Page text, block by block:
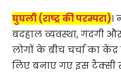
घुघली (राष्ट्र की परम्परा)।
बदहाल व्यवस्था, गंदगी
लोगों के बीच चर्चा का
लिए बनाए गए इस टैक्सी